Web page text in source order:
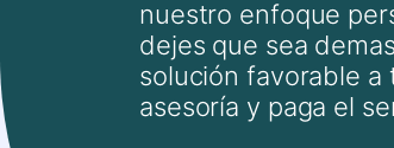
nuestro enfoque
dejes que sea
solución favorable a
asesoría y paga el